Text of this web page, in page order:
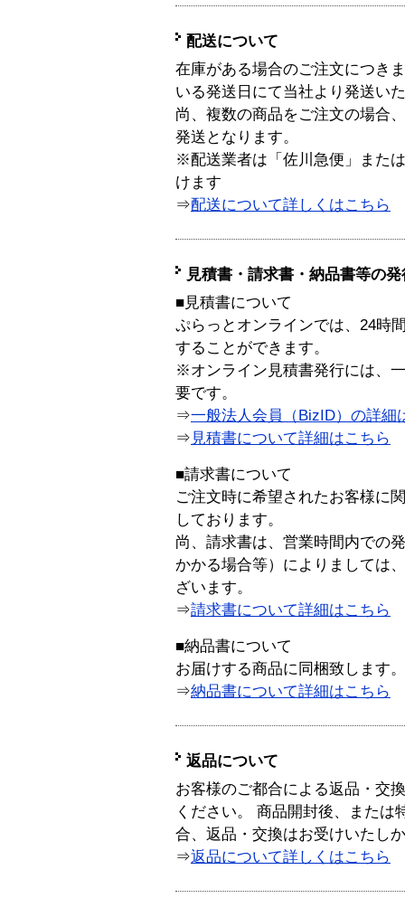
配送について
在庫がある場合のご注文につき
いる発送日にて当社より発送い
尚、複数の商品をご注文の場合
発送となります。
※配送業者は「佐川急便」また
けます
⇒配送について詳しくはこちら
見積書・請求書・納品書等の
■見積書について
ぷらっとオンラインでは、24時
することができます。
※オンライン見積書発行には、
要です。
⇒一般法人会員（BizID）の詳細
⇒ 見積書について詳細はこちら
■請求書について
ご注文時に希望されたお客様に
しております。
尚、請求書は、営業時間内での
かかる場合等）によりましては
ざいます。
⇒請求書について詳細はこちら
■納品書について
お届けする商品に同梱致します。
⇒納品書について詳細はこちら
返品について
お客様のご都合による返品・交
ください。 商品開封後、または
合、返品・交換はお受けいたし
⇒返品について詳しくはこちら